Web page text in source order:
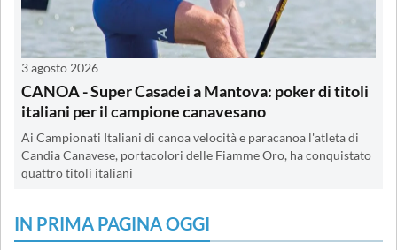
3 agosto 2026
CANOA - Super Casadei a Mantova: poker di titoli
italiani per il campione canavesano
Ai Campionati Italiani di canoa velocità e paracanoa l'atleta di
Candia Canavese, portacolori delle Fiamme Oro, ha conquistato
quattro titoli italiani
IN PRIMA PAGINA OGGI